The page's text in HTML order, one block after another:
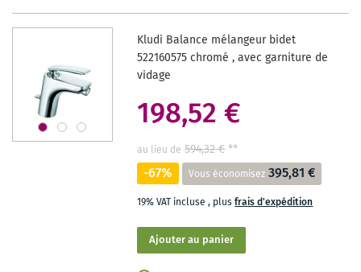
SOUHAITS
Kludi Balance mélangeur bidet
522160575 chromé , avec garniture de
vidage
198,52 €
au lieu de 594,32 €**
-67% Vous économisez 395,81 €
19% VAT incluse, plusfrais d'expédition
Ajouter au panier